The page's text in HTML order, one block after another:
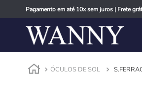
Pagamento em até 10x sem juros | Frete
ÓCULOS DE SOL